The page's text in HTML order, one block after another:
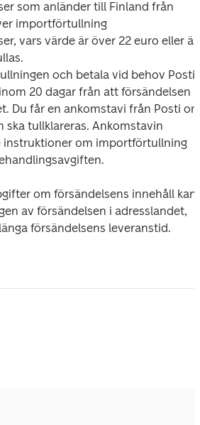
importförtullning
20 dagar från att försändelsen
Du får en ankomstavi från Posti
ska tullklareras. Ankomstavin
instruktioner om importförtullning
av försändelsen i adresslandet,
försändelsens leveranstid.